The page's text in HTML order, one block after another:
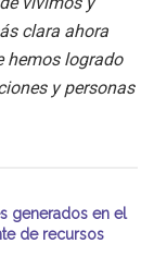
clara ahora
hemos logrado
y personas
generados en el
de recursos